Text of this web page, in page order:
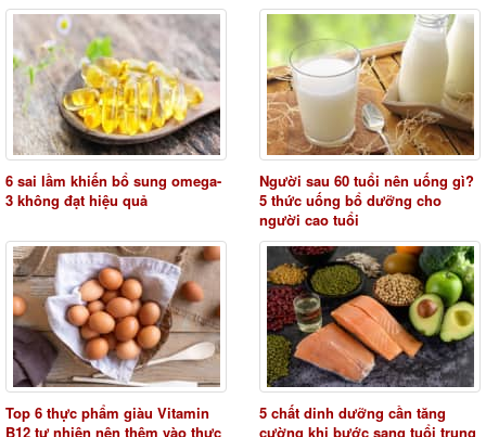
6 sai lầm khiến bổ sung omega-
3 không đạt hiệu quả
Người sau 60 tuổi nên uống gì?
5 thức uống bổ dưỡng cho
người cao tuổi
Top 6 thực phẩm giàu Vitamin
B12 tự nhiên nên thêm vào thực
5 chất dinh dưỡng cần tăng
cường khi bước sang tuổi trung